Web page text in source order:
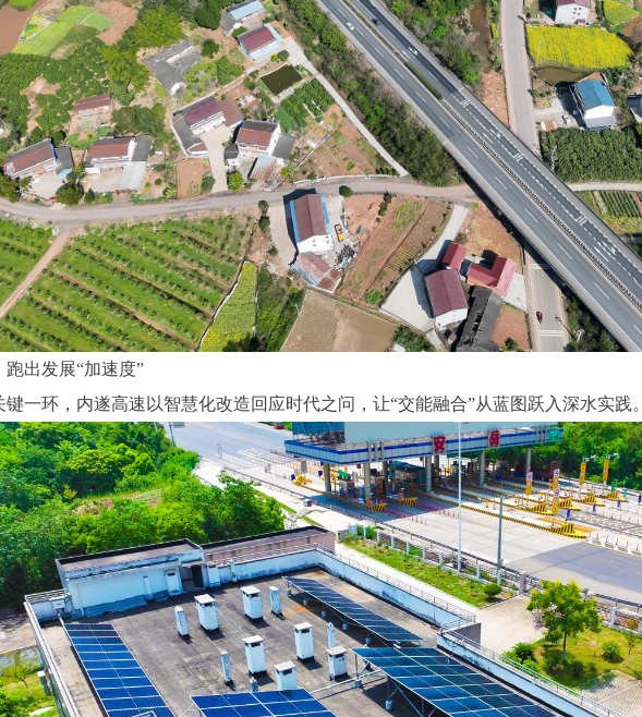
出发展“加速度”
一环，内遂高速以智慧化改造回应时代之问，让“交能融合”从蓝图跃入深水实践。